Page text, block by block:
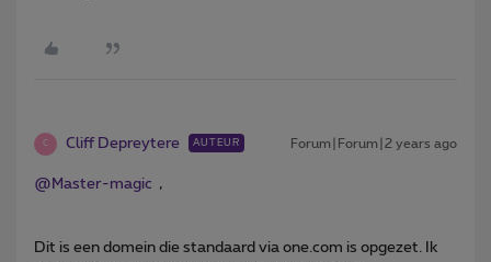
C Cliff Depreytere AUTEUR Forum|Forum|2 years ago
@Master-magic ,
Dit is een domein die standaard via one.com is opgezet. Ik